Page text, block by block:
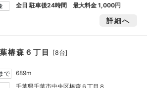
全日 駐車後24時間 最大料金1,000円
詳細へ
椿森６丁目 [8台]
で
689m
千葉県千葉市中央区椿森６丁目８